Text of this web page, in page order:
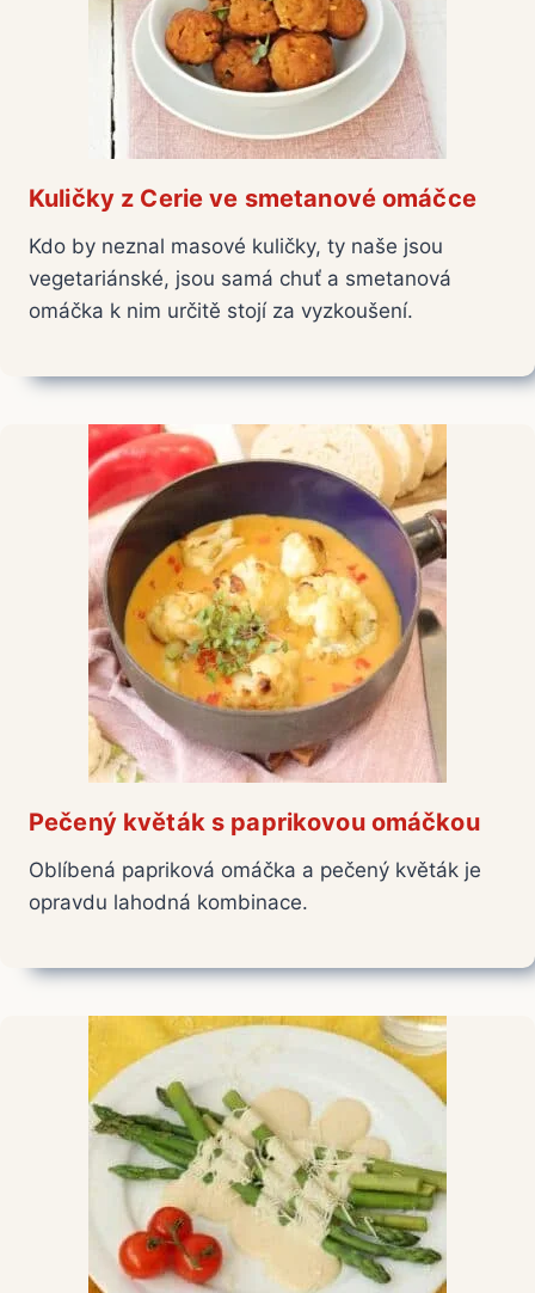
Kuličky z Cerie ve smetanové omáčce
Kdo by neznal masové kuličky, ty naše jsou
vegetariánské, jsou samá chuť a smetanová
omáčka k nim určitě stojí za vyzkoušení.
Pečený květák s paprikovou omáčkou
Oblíbená papriková omáčka a pečený květák je
opravdu lahodná kombinace.